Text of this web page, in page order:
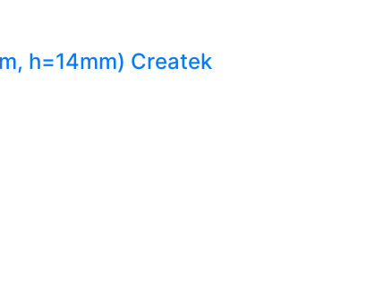
h=14mm) Createk